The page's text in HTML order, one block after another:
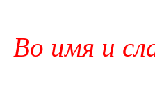
Во имя и